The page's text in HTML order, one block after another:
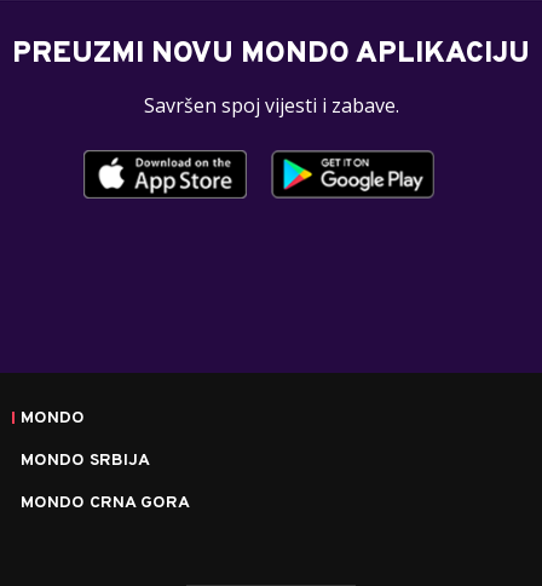
PREUZMI NOVU MONDO APLIKACIJU
Savršen spoj vijesti i zabave.
MONDO
MONDO SRBIJA
MONDO CRNA GORA